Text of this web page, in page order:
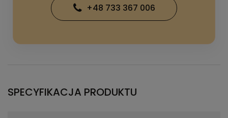
+48 733 367 006
SPECYFIKACJA PRODUKTU